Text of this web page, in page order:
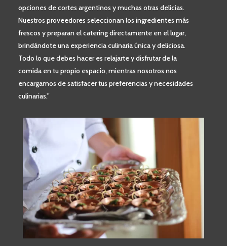
opciones de cortes argentinos y muchas otras delicias.
Nuestros proveedores seleccionan los ingredientes más
frescos y preparan el catering directamente en el lugar,
brindándote una experiencia culinaria única y deliciosa.
Todo lo que debes hacer es relajarte y disfrutar de la
comida en tu propio espacio, mientras nosotros nos
encargamos de satisfacer tus preferencias y necesidades
culinarias.”